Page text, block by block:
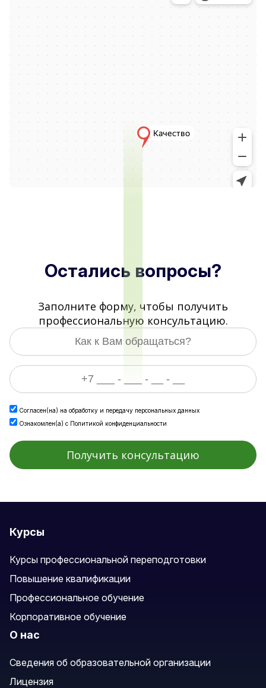
Остались вопросы?
Заполните форму, чтобы получить
профессиональную консультацию.
Согласен(на) на обработку и передачу персональных данных
Ознакомлен(а) с Политикой конфиденциальности
Курсы
Курсы профессиональной переподготовки
Повышение квалификации
Профессиональное обучение
Корпоративное обучение
О нас
Сведения об образовательной организации
Лицензия